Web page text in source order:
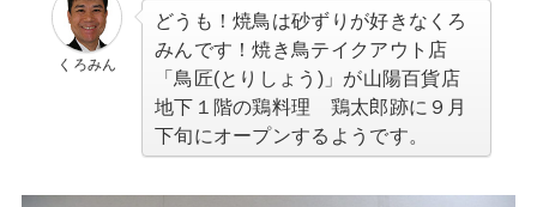
くろみん
どうも！焼鳥は砂ずりが好きなくろ
みんです！焼き鳥テイクアウト店
「鳥匠(とりしょう)」が山陽百貨店
地下１階の鶏料理 鶏太郎跡に９月
下旬にオープンするようです。